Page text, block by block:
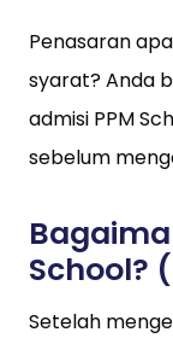
Penasaran
syarat? Anda
admisi PPM
sebelum
School?
Setelah